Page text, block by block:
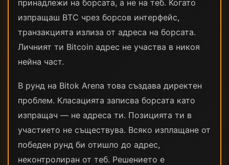
принадлежи на борсата, а не на теб. Когато
изпращаш BTC чрез борсов интерфейс,
транзакцията излиза от адреса на борсата.
Личният ти Bitcoin адрес не участва в никоя
нейна част.
В рунд на Bitok Arena това създава директен
проблем. Класацията записва борсата като
изпращач — не адреса ти. Позицията ти в
участието не съществува. Всяко изплащане от
победен рунд би отишло до адрес,
неконтролиран от теб. Решението е